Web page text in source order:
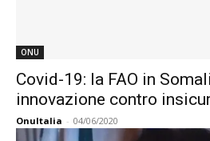
ONU
Covid-19: la FAO in
innovazione contro
OnuItalia - 04/06/2020